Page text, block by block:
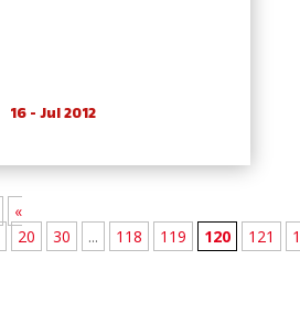
16 - Jul 2012
«
20 30 ... 118 119 120 121